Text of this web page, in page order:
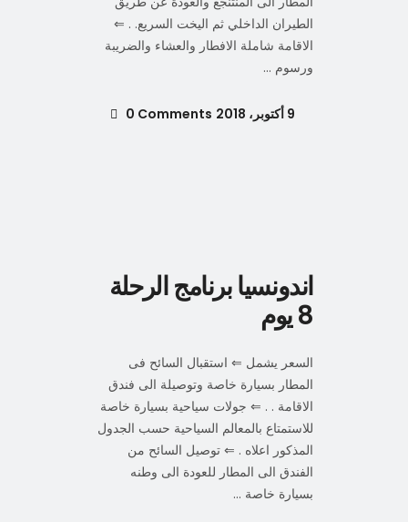
الطيران الداخلي ثم اليخت السريع. . ⇐
الاقامة شاملة الافطار والعشاء والضريبة
ورسوم
9 أكتوبر، 2018 0 Comments
اندونسيا برنامج الرحلة
8 يوم
السعر يشمل ⇐ استقبال السائح فى
المطار بسيارة خاصة وتوصيلة الى فندق
الاقامة . . ⇐ جولات سياحية بسيارة خاصة
للاستمتاع بالمعالم السياحية حسب الجدول
المذكور اعلاه . ⇐ توصيل السائح من
الفندق الى المطار للعودة الى وطنه
بسيارة خاصة